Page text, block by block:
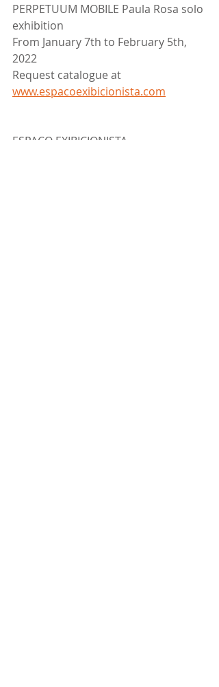
PERPETUUM MOBILE Paula Rosa solo
exhibition
From January 7th to February 5th,
2022
Request catalogue at
www.espacoexibicionista.com
ESPAÇO EXIBICIONISTA